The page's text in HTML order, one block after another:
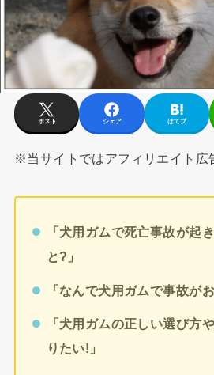
ポスト シェア はてブ
※当サイトではアフィリエイト広
「犬用ガムで死亡事故が起
と?」
「なんで犬用ガムで事故が
「犬用ガムの正しい選び方
りたい!」